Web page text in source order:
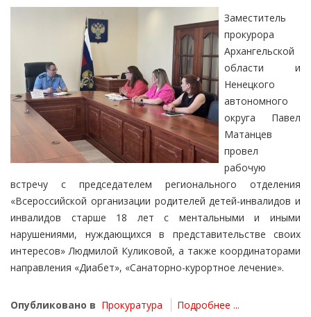
Заместитель
прокурора
Архангельской
области и
Ненецкого
автономного
округа Павел
Матанцев
провел
рабочую
встречу с председателем регионального отделения
«Всероссийской организации родителей детей-инвалидов и
инвалидов старше 18 лет с ментальными и иными
нарушениями, нуждающихся в представительстве своих
интересов» Людмилой Куликовой, а также координаторами
направления «Диабет», «Санаторно-курортное лечение».
Опубликовано в Прокуратура Подробнее ...